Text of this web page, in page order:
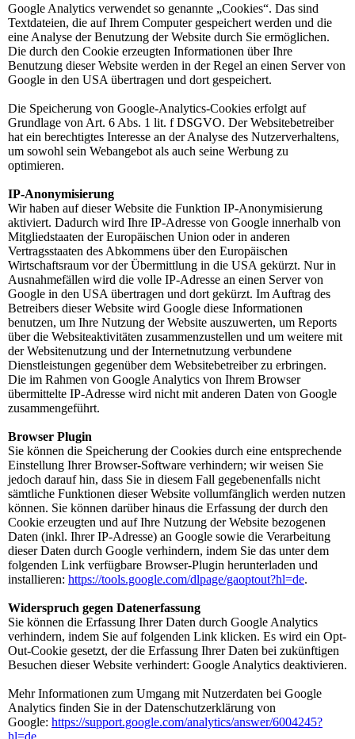
Google Analytics verwendet so genannte „Cookies“. Das sind
Textdateien, die auf Ihrem Computer gespeichert werden und die
eine Analyse der Benutzung der Website durch Sie ermöglichen.
Die durch den Cookie erzeugten Informationen über Ihre
Benutzung dieser Website werden in der Regel an einen Server von
Google in den USA übertragen und dort gespeichert.
Die Speicherung von Google-Analytics-Cookies erfolgt auf
Grundlage von Art. 6 Abs. 1 lit. f DSGVO. Der Websitebetreiber
hat ein berechtigtes Interesse an der Analyse des Nutzerverhaltens,
um sowohl sein Webangebot als auch seine Werbung zu
optimieren.
IP-Anonymisierung
Wir haben auf dieser Website die Funktion IP-Anonymisierung
aktiviert. Dadurch wird Ihre IP-Adresse von Google innerhalb von
Mitgliedstaaten der Europäischen Union oder in anderen
Vertragsstaaten des Abkommens über den Europäischen
Wirtschaftsraum vor der Übermittlung in die USA gekürzt. Nur in
Ausnahmefällen wird die volle IP-Adresse an einen Server von
Google in den USA übertragen und dort gekürzt. Im Auftrag des
Betreibers dieser Website wird Google diese Informationen
benutzen, um Ihre Nutzung der Website auszuwerten, um Reports
über die Websiteaktivitäten zusammenzustellen und um weitere mit
der Websitenutzung und der Internetnutzung verbundene
Dienstleistungen gegenüber dem Websitebetreiber zu erbringen.
Die im Rahmen von Google Analytics von Ihrem Browser
übermittelte IP-Adresse wird nicht mit anderen Daten von Google
zusammengeführt.
Browser Plugin
Sie können die Speicherung der Cookies durch eine entsprechende
Einstellung Ihrer Browser-Software verhindern; wir weisen Sie
jedoch darauf hin, dass Sie in diesem Fall gegebenenfalls nicht
sämtliche Funktionen dieser Website vollumfänglich werden nutzen
können. Sie können darüber hinaus die Erfassung der durch den
Cookie erzeugten und auf Ihre Nutzung der Website bezogenen
Daten (inkl. Ihrer IP-Adresse) an Google sowie die Verarbeitung
dieser Daten durch Google verhindern, indem Sie das unter dem
folgenden Link verfügbare Browser-Plugin herunterladen und
installieren: https://tools.google.com/dlpage/gaoptout?hl=de.
Widerspruch gegen Datenerfassung
Sie können die Erfassung Ihrer Daten durch Google Analytics
verhindern, indem Sie auf folgenden Link klicken. Es wird ein Opt-
Out-Cookie gesetzt, der die Erfassung Ihrer Daten bei zukünftigen
Besuchen dieser Website verhindert: Google Analytics deaktivieren.
Mehr Informationen zum Umgang mit Nutzerdaten bei Google
Analytics finden Sie in der Datenschutzerklärung von
Google: https://support.google.com/analytics/answer/6004245?
hl=de.